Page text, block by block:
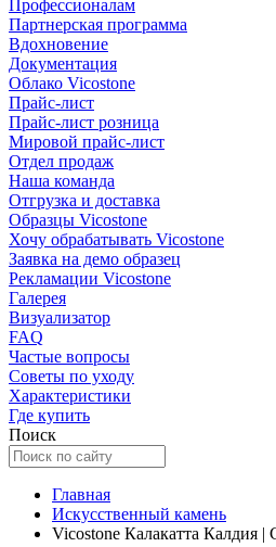
Профессионалам
Партнерская программа
Вдохновение
Документация
Облако Vicostone
Прайс-лист
Прайс-лист розница
Мировой прайс-лист
Отдел продаж
Наша команда
Отгрузка и доставка
Образцы Vicostone
Хочу обрабатывать Vicostone
Заявка на демо образец
Рекламации Vicostone
Галерея
Визуализатор
FAQ
Частые вопросы
Советы по уходу
Характеристики
Где купить
Поиск
Главная
Искусственный камень
Vicostone Калакатта Калдия |